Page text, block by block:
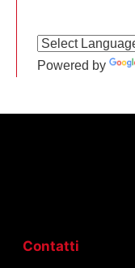
Powered by
Contatti